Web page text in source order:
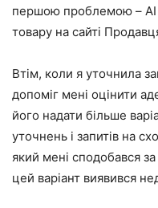
першою проблемою – AI
товару на сайті
Втім, коли я уточнила
допоміг мені оцінити
його надати більше
уточнень і запитів на
який мені сподобався
цей варіант виявився